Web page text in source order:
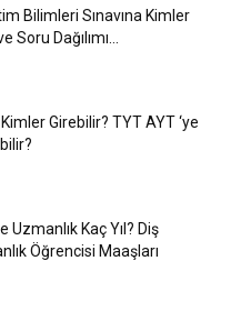
Bilimleri Sınavına Kimler
Soru Dağılımı...
Girebilir? TYT AYT ‘ye
Uzmanlık Kaç Yıl? Diş
Öğrencisi Maaşları